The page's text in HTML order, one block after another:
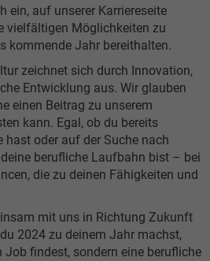
ein, auf unserer Karriereseite
vielfältigen Möglichkeiten zu
kommende Jahr bereithalten.
zeichnet sich durch Innovation,
Entwicklung aus. Wir glauben
einen Beitrag zu unserem
kann. Egal, ob du bereits
hast oder auf der Suche nach
berufliche Laufbahn bist – bei
die zu deinen Fähigkeiten und
mit uns in Richtung Zukunft
2024 zu deinem Jahr machst,
findest, sondern eine berufliche